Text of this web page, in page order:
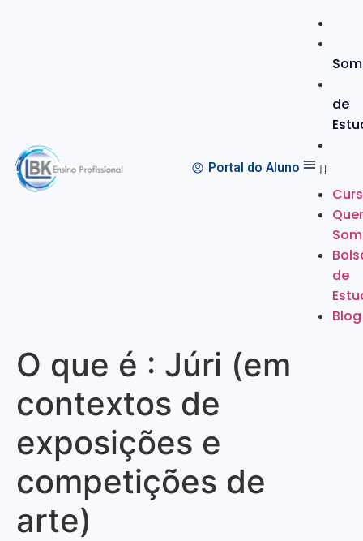
de
de
Blog
Portal do Aluno
O que é : Júri (em
contextos de
exposições e
competições de
arte)